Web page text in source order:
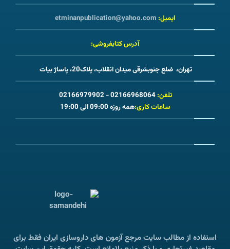
ایمیل: etminanpublication@yahoo.com
آدرس کتابفروشی:
تهران، ضلع جنوبشرقی میدان انقلاب، پلاک20، پاساژ بیات
تلفن:02166968064 - 02166979902
ساعات کاری:همه روزه 09:00 الی 19:00
استفاده از مطالب سایت مرجع آزمون های داروسازی ایران فقط برای